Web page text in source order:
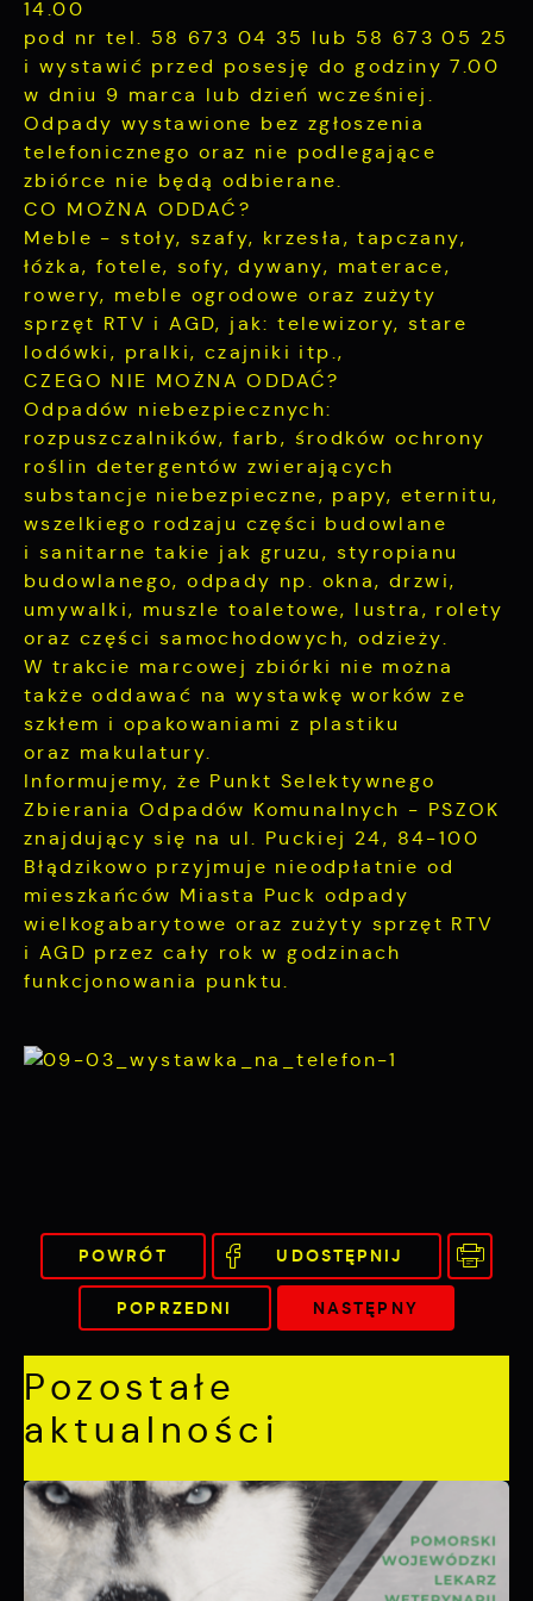
14.00
pod nr tel. 58 673 04 35 lub 58 673 05 25
i wystawić przed posesję do godziny 7.00
w dniu 9 marca lub dzień wcześniej.
Odpady wystawione bez zgłoszenia
telefonicznego oraz nie podlegające
zbiórce nie będą odbierane.
CO MOŻNA ODDAĆ?
Meble - stoły, szafy, krzesła, tapczany,
łóżka, fotele, sofy, dywany, materace,
rowery, meble ogrodowe oraz zużyty
sprzęt RTV i AGD, jak: telewizory, stare
lodówki, pralki, czajniki itp.,
CZEGO NIE MOŻNA ODDAĆ?
Odpadów niebezpiecznych:
rozpuszczalników, farb, środków ochrony
roślin detergentów zwierających
substancje niebezpieczne, papy, eternitu,
wszelkiego rodzaju części budowlane
i sanitarne takie jak gruzu, styropianu
budowlanego, odpady np. okna, drzwi,
umywalki, muszle toaletowe, lustra, rolety
oraz części samochodowych, odzieży.
W trakcie marcowej zbiórki nie można
także oddawać na wystawkę worków ze
szkłem i opakowaniami z plastiku
oraz makulatury.
Informujemy, że Punkt Selektywnego
Zbierania Odpadów Komunalnych - PSZOK
znajdujący się na ul. Puckiej 24, 84-100
Błądzikowo przyjmuje nieodpłatnie od
mieszkańców Miasta Puck odpady
wielkogabarytowe oraz zużyty sprzęt RTV
i AGD przez cały rok w godzinach
funkcjonowania punktu.
POWRÓT UDOSTĘPNIJ
POPRZEDNI NASTĘPNY
Pozostałe
aktualności
pozwalają nam na ocenę naszych serwisów
internetowych pod względem ich popularności
wśród użytkowników. Zgromadzone informacje są
przetwarzane w formie zanonimizowanej.
Wyrażenie zgody na analityczne pliki cookies
gwarantuje dostępność wszystkich
funkcjonalności.
Dzięki reklamowym plikom cookies prezentujemy
Ci najciekawsze informacje i aktualności na
stronach naszych partnerów.
Promocyjne pliki cookies służą do prezentowania
Ci naszych komunikatów na podstawie analizy
Twoich upodobań oraz Twoich zwyczajów
dotyczących przeglądanej witryny internetowej.
Treści promocyjne mogą pojawić się na stronach
podmiotów trzecich lub firm będących naszymi
partnerami oraz innych dostawców usług. Firmy
te działają w charakterze pośredników
prezentujących nasze treści w postaci
wiadomości, ofert, komunikatów mediów
społecznościowych.
Więcej